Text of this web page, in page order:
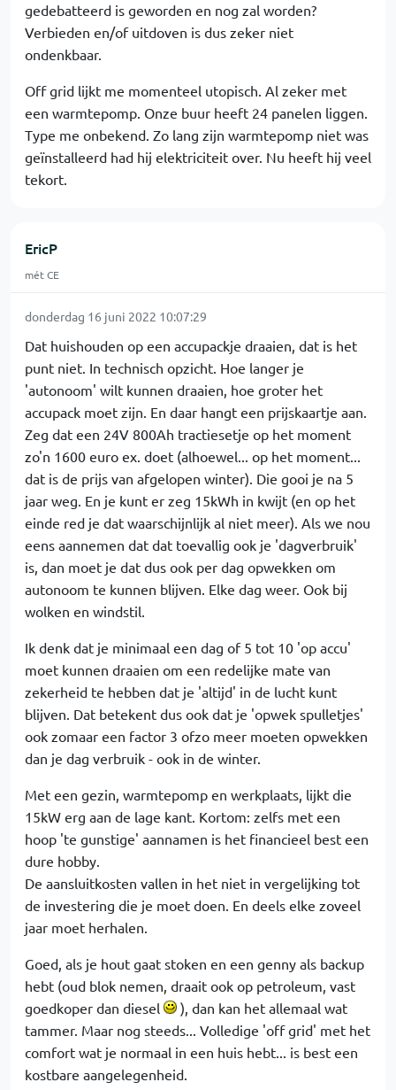
gedebatteerd is geworden en nog zal worden?
Verbieden en/of uitdoven is dus zeker niet
ondenkbaar.
Off grid lijkt me momenteel utopisch. Al zeker met
een warmtepomp. Onze buur heeft 24 panelen liggen.
Type me onbekend. Zo lang zijn warmtepomp niet was
geïnstalleerd had hij elektriciteit over. Nu heeft hij veel
tekort.
EricP
mét CE
donderdag 16 juni 2022 10:07:29
Dat huishouden op een accupackje draaien, dat is het
punt niet. In technisch opzicht. Hoe langer je
'autonoom' wilt kunnen draaien, hoe groter het
accupack moet zijn. En daar hangt een prijskaartje aan.
Zeg dat een 24V 800Ah tractiesetje op het moment
zo'n 1600 euro ex. doet (alhoewel... op het moment...
dat is de prijs van afgelopen winter). Die gooi je na 5
jaar weg. En je kunt er zeg 15kWh in kwijt (en op het
einde red je dat waarschijnlijk al niet meer). Als we nou
eens aannemen dat dat toevallig ook je 'dagverbruik'
is, dan moet je dat dus ook per dag opwekken om
autonoom te kunnen blijven. Elke dag weer. Ook bij
wolken en windstil.
Ik denk dat je minimaal een dag of 5 tot 10 'op accu'
moet kunnen draaien om een redelijke mate van
zekerheid te hebben dat je 'altijd' in de lucht kunt
blijven. Dat betekent dus ook dat je 'opwek spulletjes'
ook zomaar een factor 3 ofzo meer moeten opwekken
dan je dag verbruik - ook in de winter.
Met een gezin, warmtepomp en werkplaats, lijkt die
15kW erg aan de lage kant. Kortom: zelfs met een
hoop 'te gunstige' aannamen is het financieel best een
dure hobby.
De aansluitkosten vallen in het niet in vergelijking tot
de investering die je moet doen. En deels elke zoveel
jaar moet herhalen.
Goed, als je hout gaat stoken en een genny als backup
hebt (oud blok nemen, draait ook op petroleum, vast
goedkoper dan diesel
), dan kan het allemaal wat
tammer. Maar nog steeds... Volledige 'off grid' met het
comfort wat je normaal in een huis hebt... is best een
kostbare aangelegenheid.